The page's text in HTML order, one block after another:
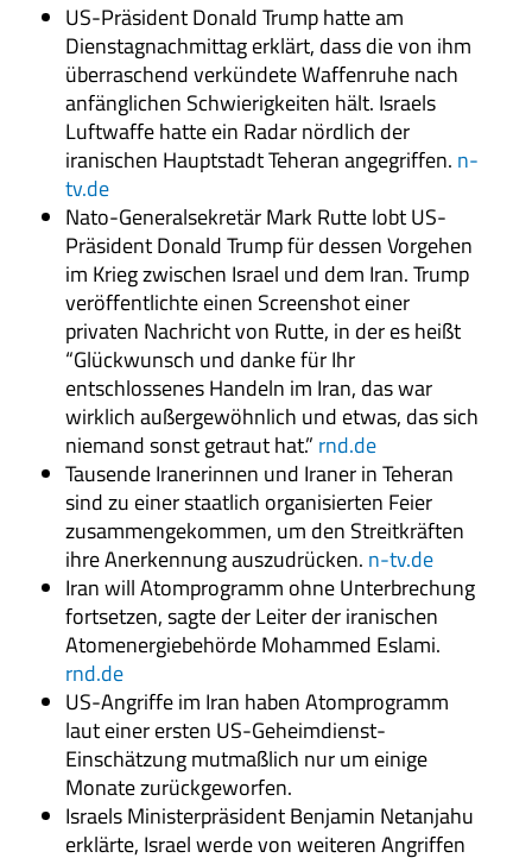
US-Präsident Donald Trump hatte am
Dienstagnachmittag erklärt, dass die von ihm
überraschend verkündete Waffenruhe nach
anfänglichen Schwierigkeiten hält. Israels
Luftwaffe hatte ein Radar nördlich der
iranischen Hauptstadt Teheran angegriffen. n-
tv.de
Nato-Generalsekretär Mark Rutte lobt US-
Präsident Donald Trump für dessen Vorgehen
im Krieg zwischen Israel und dem Iran. Trump
veröffentlichte einen Screenshot einer
privaten Nachricht von Rutte, in der es heißt
“Glückwunsch und danke für Ihr
entschlossenes Handeln im Iran, das war
wirklich außergewöhnlich und etwas, das sich
niemand sonst getraut hat.” rnd.de
Tausende Iranerinnen und Iraner in Teheran
sind zu einer staatlich organisierten Feier
zusammengekommen, um den Streitkräften
ihre Anerkennung auszudrücken. n-tv.de
Iran will Atomprogramm ohne Unterbrechung
fortsetzen, sagte der Leiter der iranischen
Atomenergiebehörde Mohammed Eslami.
rnd.de
US-Angriffe im Iran haben Atomprogramm
laut einer ersten US-Geheimdienst-
Einschätzung mutmaßlich nur um einige
Monate zurückgeworfen.
Israels Ministerpräsident Benjamin Netanjahu
erklärte, Israel werde von weiteren Angriffen